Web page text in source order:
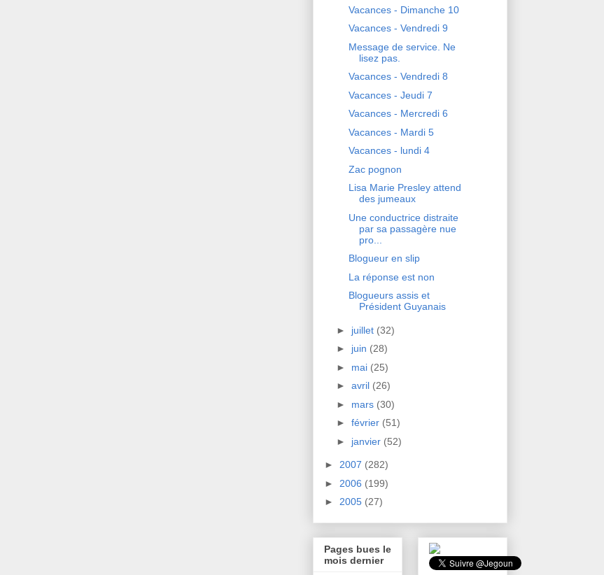
Vacances - Dimanche 10
Vacances - Vendredi 9
Message de service. Ne
lisez pas.
Vacances - Vendredi 8
Vacances - Jeudi 7
Vacances - Mercredi 6
Vacances - Mardi 5
Vacances - lundi 4
Zac pognon
Lisa Marie Presley attend
des jumeaux
Une conductrice distraite
par sa passagère nue
pro...
Blogueur en slip
La réponse est non
Blogueurs assis et
Président Guyanais
► juillet (32)
► juin (28)
► mai (25)
► avril (26)
► mars (30)
► février (51)
► janvier (52)
► 2007 (282)
► 2006 (199)
► 2005 (27)
Pages bues le
mois dernier